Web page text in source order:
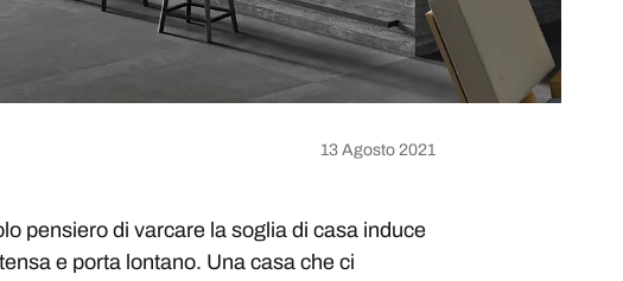
13 Agosto 2021
pensiero di varcare la soglia di casa induce
e porta lontano. Una casa che ci